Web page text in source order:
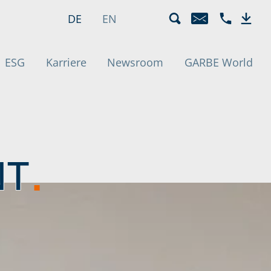
|
Sprachmenü
DEAktivEN E-MAIL
ESG Karriere Newsroom GARBE World